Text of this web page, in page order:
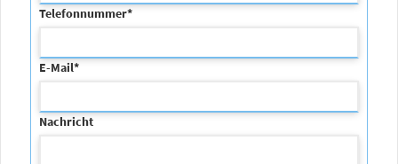
Telefonnummer*
E-Mail*
Nachricht